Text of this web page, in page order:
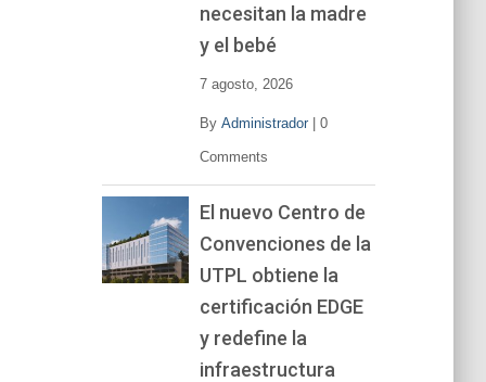
necesitan la madre
y el bebé
7 agosto, 2026
By Administrador| 0
Comments
El nuevo Centro de
Convenciones de la
UTPL obtiene la
certificación EDGE
y redefine la
infraestructura